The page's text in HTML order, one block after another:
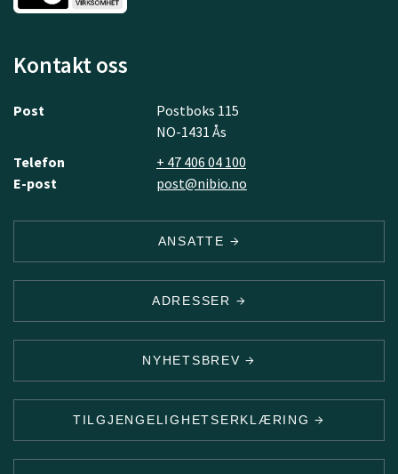
Kontakt oss
Post
Postboks 115
NO-1431 Ås
Telefon
+ 47 406 04 100
E-post
post@nibio.no
ANSATTE
ADRESSER
NYHETSBREV
TILGJENGELIGHETSERKLÆRING